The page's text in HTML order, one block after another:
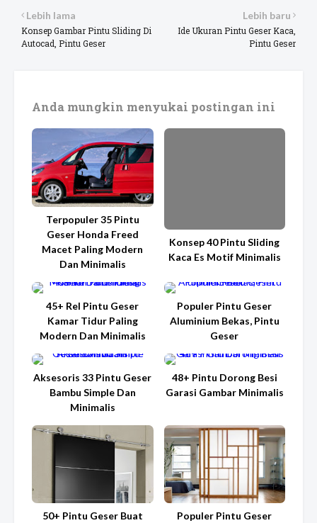
Lebih baru
Ide Ukuran Pintu Geser Kaca,
Pintu Geser
Lebih lama
Konsep Gambar Pintu Sliding Di
Autocad, Pintu Geser
Anda mungkin menyukai postingan ini
Terpopuler 35 Pintu
Geser Honda Freed
Macet Paling Modern
Dan Minimalis
Konsep 40 Pintu Sliding
Kaca Es Motif Minimalis
45+ Rel Pintu Geser
Kamar Tidur Paling
Modern Dan Minimalis
Populer Pintu Geser
Aluminium Bekas, Pintu
Geser
Aksesoris 33 Pintu Geser
Bambu Simple Dan
Minimalis
48+ Pintu Dorong Besi
Garasi Gambar Minimalis
50+ Pintu Geser Buat
Populer Pintu Geser